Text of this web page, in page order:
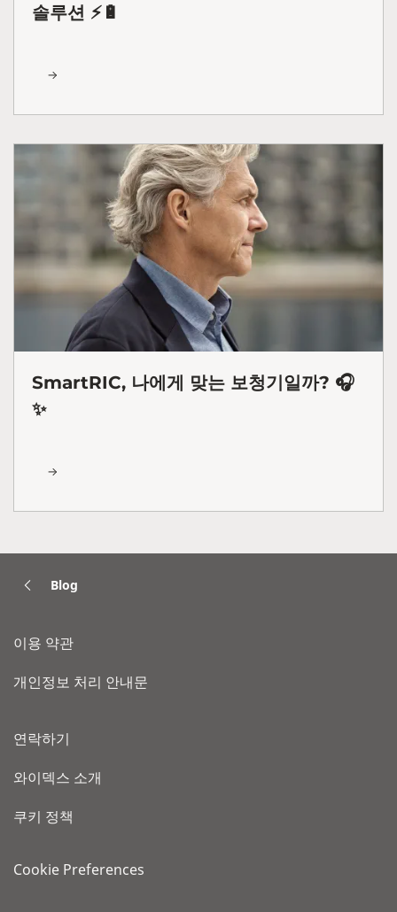
솔루션 ⚡🔋
SmartRIC, 나에게 맞는 보청기일까? 🎧
✨
Blog
이용 약관
개인정보 처리 안내문
연락하기
와이덱스 소개
쿠키 정책
Cookie Preferences